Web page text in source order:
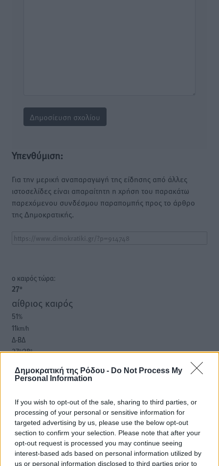
Δημοκρατική της Ρόδου - Do Not Process My
Personal Information
If you wish to opt-out of the sale, sharing to third parties, or
processing of your personal or sensitive information for
targeted advertising by us, please use the below opt-out
section to confirm your selection. Please note that after your
opt-out request is processed you may continue seeing
interest-based ads based on personal information utilized by
us or personal information disclosed to third parties prior to
Υπενθύμιση:
Για την μερική αναπαραγωγή της είδησης από άλλες
ιστοσελίδες είναι απαραίτητη η χρήση του παρακάτω
παρεχόμενου συνδέσμου παραπομπής προς το άρθρο
της Δημοκρατικής.
o καιρός τώρα:
27°
αίθριος καιρός
51%
11km/h
Δ-ΒΔ
27°/28°
20:08
33
ΠΑ
28°
ΣΑ
29°
ΚΥ